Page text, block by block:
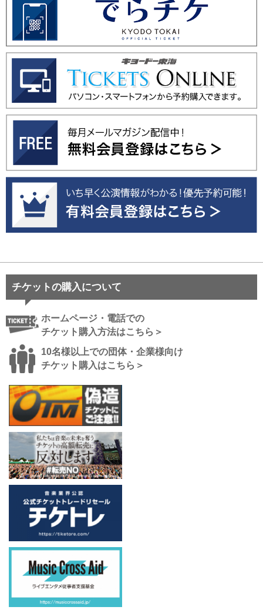
チケットの購入について
ホームページ・電話での
チケット購入方法はこちら＞
10名様以上での団体・企業様向け
チケット購入はこちら＞